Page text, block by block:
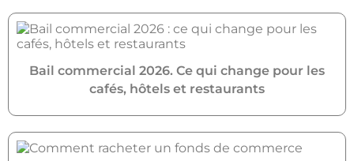
Bail commercial 2026. Ce qui change pour les
cafés, hôtels et restaurants